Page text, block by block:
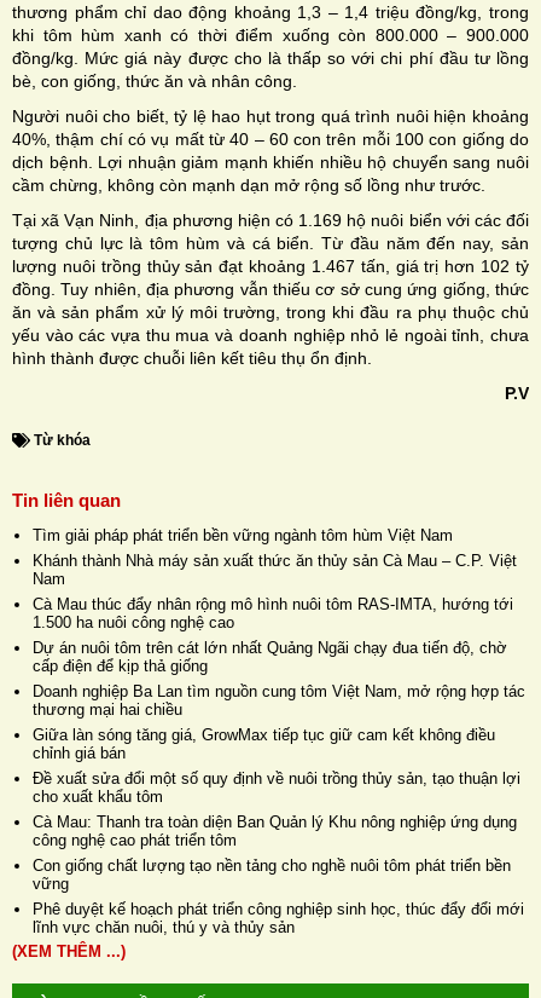
thương phẩm chỉ dao động khoảng 1,3 – 1,4 triệu đồng/kg, trong
khi tôm hùm xanh có thời điểm xuống còn 800.000 – 900.000
đồng/kg. Mức giá này được cho là thấp so với chi phí đầu tư lồng
bè, con giống, thức ăn và nhân công.
Người nuôi cho biết, tỷ lệ hao hụt trong quá trình nuôi hiện khoảng
40%, thậm chí có vụ mất từ 40 – 60 con trên mỗi 100 con giống do
dịch bệnh. Lợi nhuận giảm mạnh khiến nhiều hộ chuyển sang nuôi
cầm chừng, không còn mạnh dạn mở rộng số lồng như trước.
Tại xã Vạn Ninh, địa phương hiện có 1.169 hộ nuôi biển với các đối
tượng chủ lực là tôm hùm và cá biển. Từ đầu năm đến nay, sản
lượng nuôi trồng thủy sản đạt khoảng 1.467 tấn, giá trị hơn 102 tỷ
đồng. Tuy nhiên, địa phương vẫn thiếu cơ sở cung ứng giống, thức
ăn và sản phẩm xử lý môi trường, trong khi đầu ra phụ thuộc chủ
yếu vào các vựa thu mua và doanh nghiệp nhỏ lẻ ngoài tỉnh, chưa
hình thành được chuỗi liên kết tiêu thụ ổn định.
P.V
Từ khóa
Tin liên quan
Tìm giải pháp phát triển bền vững ngành tôm hùm Việt Nam
Khánh thành Nhà máy sản xuất thức ăn thủy sản Cà Mau – C.P. Việt
Nam
Cà Mau thúc đẩy nhân rộng mô hình nuôi tôm RAS-IMTA, hướng tới
1.500 ha nuôi công nghệ cao
Dự án nuôi tôm trên cát lớn nhất Quảng Ngãi chạy đua tiến độ, chờ
cấp điện để kịp thả giống
Doanh nghiệp Ba Lan tìm nguồn cung tôm Việt Nam, mở rộng hợp tác
thương mại hai chiều
Giữa làn sóng tăng giá, GrowMax tiếp tục giữ cam kết không điều
chỉnh giá bán
Đề xuất sửa đổi một số quy định về nuôi trồng thủy sản, tạo thuận lợi
cho xuất khẩu tôm
Cà Mau: Thanh tra toàn diện Ban Quản lý Khu nông nghiệp ứng dụng
công nghệ cao phát triển tôm
Con giống chất lượng tạo nền tảng cho nghề nuôi tôm phát triển bền
vững
Phê duyệt kế hoạch phát triển công nghiệp sinh học, thúc đẩy đổi mới
lĩnh vực chăn nuôi, thú y và thủy sản
(XEM THÊM ...)